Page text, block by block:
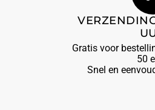
Gratis voor
50
Snel en